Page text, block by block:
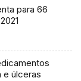
para 66
e úlceras